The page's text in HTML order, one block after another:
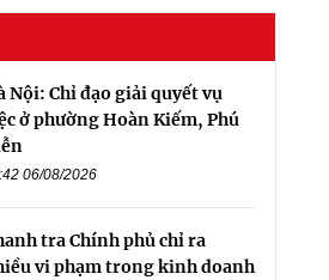
Nội: Chỉ đạo giải quyết vụ
ở phường Hoàn Kiếm, Phú
06/08/2026
tra Chính phủ chỉ ra
vi phạm trong kinh doanh